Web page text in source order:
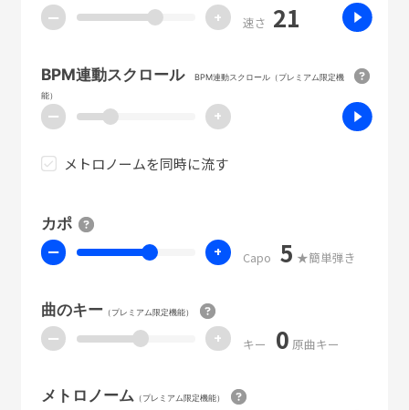
ー + 速さ 21
BPM連動スクロール
BPM連動スクロール（プレミアム限定機
能）
ー +
メトロノームを同時に流す
カポ
ー + Capo 5 ★簡単弾き
曲のキー（プレミアム限定機能）
ー + キー 0 原曲キー
メトロノーム（プレミアム限定機能）